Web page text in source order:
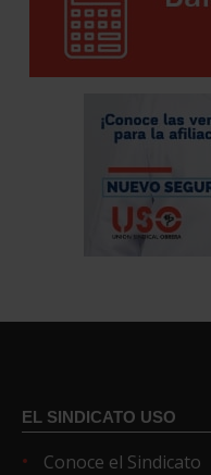
EL SINDICATO USO
Conoce el Sindicato